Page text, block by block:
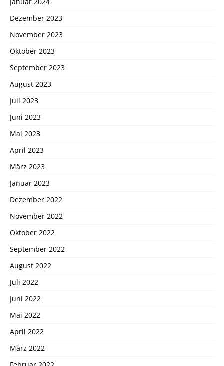
Dezember 2023
November 2023
Oktober 2023
September 2023
August 2023
Juli 2023
Juni 2023
Mai 2023
April 2023
März 2023
Januar 2023
Dezember 2022
November 2022
Oktober 2022
September 2022
August 2022
Juli 2022
Juni 2022
Mai 2022
April 2022
März 2022